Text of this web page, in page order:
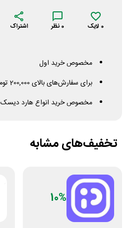
0 لایک 0 نظر اشتراک
مخصوص خرید اول
برای سفارش‌های بالای 200,000 تومان
مخصوص خرید انواع هارد دیسک
تخفیف‌های مشابه
10%